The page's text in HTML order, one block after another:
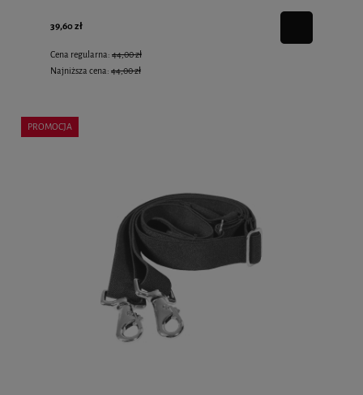
39,60 zł
Cena regularna: 44,00 zł
Najniższa cena: 44,00 zł
PROMOCJA